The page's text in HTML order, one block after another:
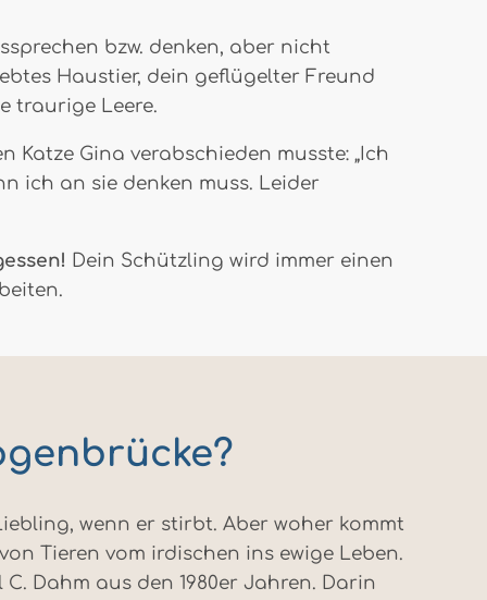
bzw. denken, aber nicht
Haustier, dein geflügelter Freund
traurige Leere.
Katze Gina verabschieden musste: „Ich
ich an sie denken muss. Leider
Dein Schützling wird immer einen
wenn er stirbt. Aber woher kommt
Tieren vom irdischen ins ewige Leben.
Dahm aus den 1980er Jahren. Darin